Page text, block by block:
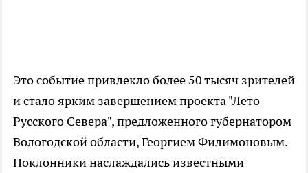
Это событие привлекло более 50 тысяч зрителей
и стало ярким завершением проекта "Лето
Русского Севера", предложенного губернатором
Вологодской области, Георгием Филимоновым.
Поклонники наслаждались известными